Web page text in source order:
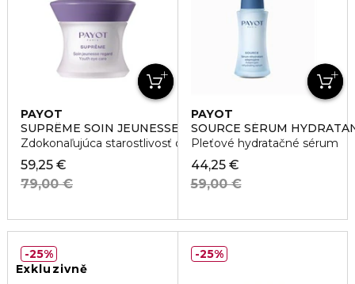
PAYOT
SUPRÊME SOIN JEUNESSE REGARD
Zdokonaľujúca starostlivosť očného okolia
59,25 €
79,00 €
PAYOT
SOURCE SÉRUM
Pleťové hydratačné sérum
44,25 €
59,00 €
Exkluzivně
25% 25%